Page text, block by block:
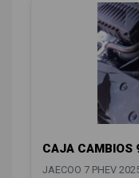
CAJA
JAECOO 7 PHEV